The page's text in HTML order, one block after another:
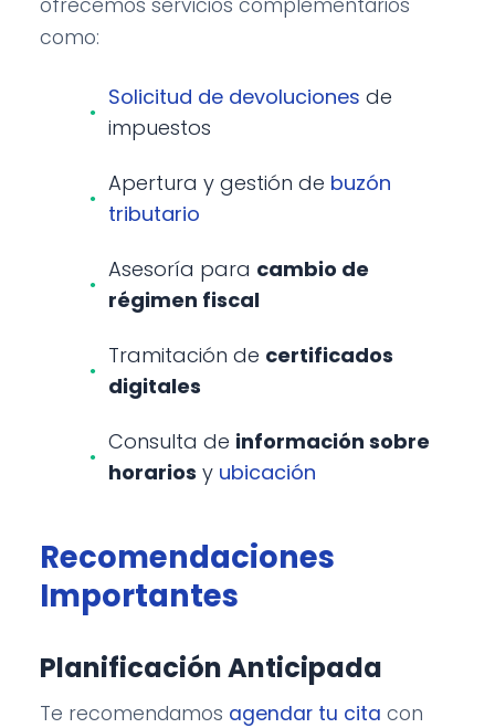
ofrecemos servicios complementarios
como:
Solicitud de devoluciones de
impuestos
Apertura y gestión de buzón
tributario
Asesoría para cambio de
régimen fiscal
Tramitación de certificados
digitales
Consulta de información sobre
horarios y ubicación
Recomendaciones
Importantes
Planificación Anticipada
Te recomendamos agendar tu cita con